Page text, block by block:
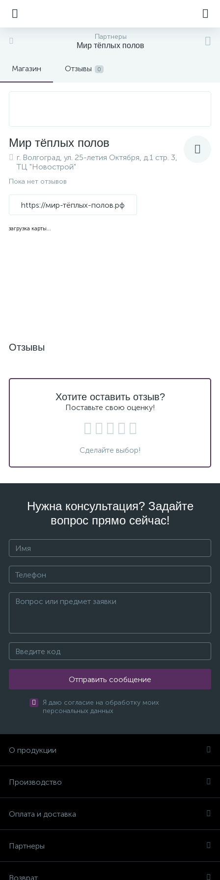
Партнеры
Мир тёплых полов
Магазин Отзывы 0
Мир тёплых полов
г. Волгоград, ул. 25-летия Октября, д.1 стр. 3,
ТЦ "Новострой"
Пока нет отзывов
https://мир-тёплых-полов.рф
загрузка карты...
Отзывы
Хотите оставить отзыв?
Поставьте свою оценку!
Сделайте выбор!
Нужна консультация? Задайте
вопрос прямо сейчас!
Отправить сообщение
Я даю согласие на обработку моих
персональных данных
О продукции
Производство
Оплата и доставка
Партнеры
Возврат